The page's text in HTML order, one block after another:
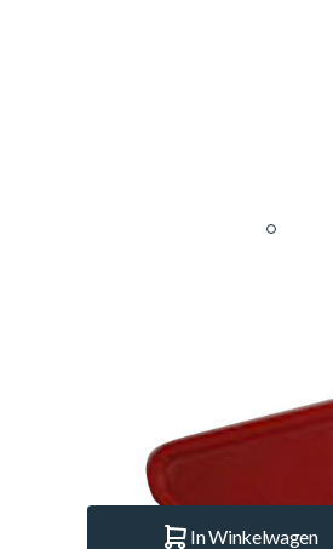
TopTable
In Winkelwagen